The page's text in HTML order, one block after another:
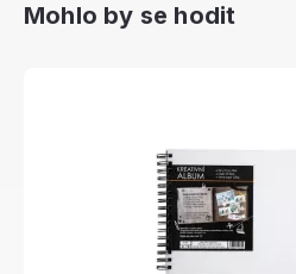
Mohlo by se hodit